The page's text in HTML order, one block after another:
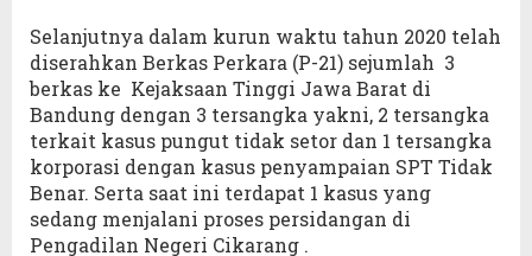
Selanjutnya dalam kurun waktu tahun 2020 telah
diserahkan Berkas Perkara (P-21) sejumlah 3
berkas ke Kejaksaan Tinggi Jawa Barat di
Bandung dengan 3 tersangka yakni, 2 tersangka
terkait kasus pungut tidak setor dan 1 tersangka
korporasi dengan kasus penyampaian SPT Tidak
Benar. Serta saat ini terdapat 1 kasus yang
sedang menjalani proses persidangan di
Pengadilan Negeri Cikarang .